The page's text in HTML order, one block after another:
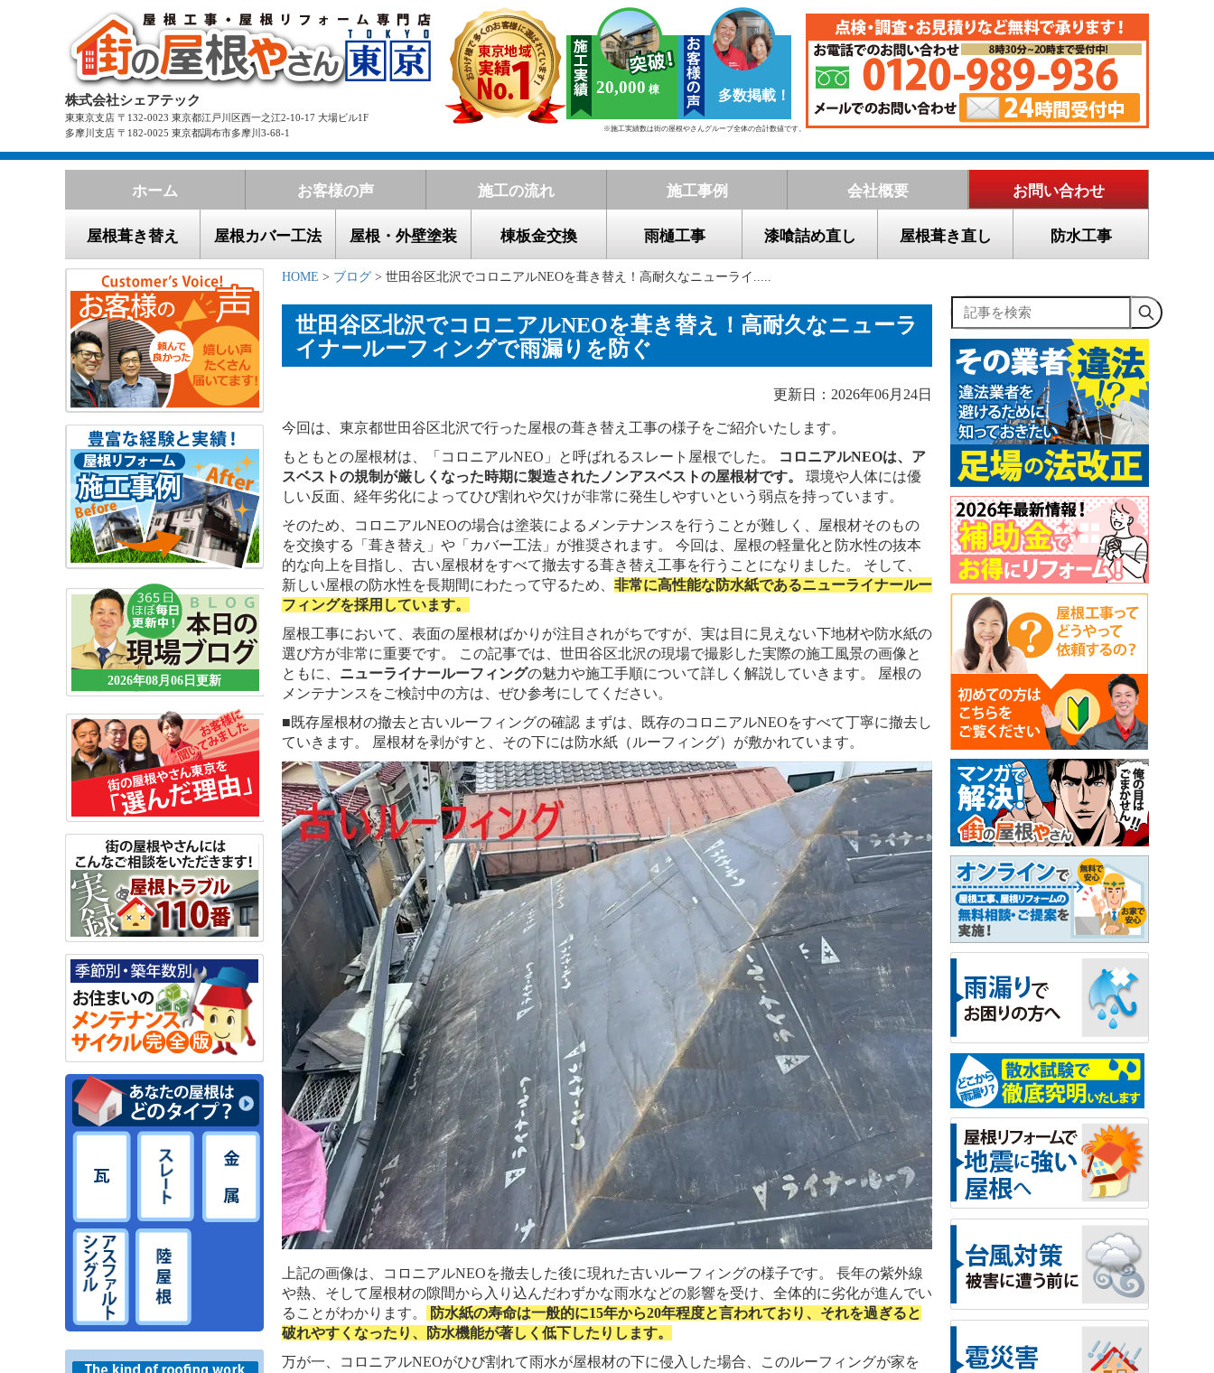
株式会社シェアテック
東東京支店 〒132-0023 東京都江戸川区西一之江2-10-17 大場ビル1F
多摩川支店 〒182-0025 東京都調布市多摩川3-68-1
20,000 多数掲載！
※施工実績数は街の屋根やさんグループ全体の合計数値です。
ホーム お客様の声 施工の流れ 施工事例 会社概要 お問い合わせ
屋根葺き替え 屋根カバー工法 屋根・外壁塗装 棟板金交換 雨樋工事 漆喰詰め直し 屋根葺き直し 防水工事
2026年08月06日更新
HOME > ブログ > 世田谷区北沢でコロニアルNEOを葺き替え！高耐久なニューライ.....
世田谷区北沢でコロニアルNEOを葺き替え！高耐久なニューラ
イナールーフィングで雨漏りを防ぐ
更新日：2026年06月24日
今回は、東京都世田谷区北沢で行った屋根の葺き替え工事の様子をご紹介いたします。
もともとの屋根材は、「コロニアルNEO」と呼ばれるスレート屋根でした。
コロニアルNEOは、ア
スベストの規制が厳しくなった時期に製造されたノンアスベストの屋根材です。
環境や人体には優
しい反面、経年劣化によってひび割れや欠けが非常に発生しやすいという弱点を持っています。
そのため、コロニアルNEOの場合は塗装によるメンテナンスを行うことが難しく、屋根材そのもの
を交換する「葺き替え」や「カバー工法」が推奨されます。 今回は、屋根の軽量化と防水性の抜本
的な向上を目指し、古い屋根材をすべて撤去する葺き替え工事を行うことになりました。 そして、
新しい屋根の防水性を長期間にわたって守るため、 非常に高性能な防水紙であるニューライナールー
フィングを採用しています。
屋根工事において、表面の屋根材ばかりが注目されがちですが、実は目に見えない下地材や防水紙の
選び方が非常に重要です。 この記事では、世田谷区北沢の現場で撮影した実際の施工風景の画像と
ともに、 ニューライナールーフィングの魅力や施工手順について詳しく解説していきます。 屋根の
メンテナンスをご検討中の方は、ぜひ参考にしてください。
■既存屋根材の撤去と古いルーフィングの確認 まずは、既存のコロニアルNEOをすべて丁寧に撤去し
ていきます。 屋根材を剥がすと、その下には防水紙（ルーフィング）が敷かれています。
上記の画像は、コロニアルNEOを撤去した後に現れた古いルーフィングの様子です。 長年の紫外線
や熱、そして屋根材の隙間から入り込んだわずかな雨水などの影響を受け、全体的に劣化が進んでい
ることがわかります。
防水紙の寿命は一般的に15年から20年程度と言われており、それを過ぎると
破れやすくなったり、防水機能が著しく低下したりします。
万が一、コロニアルNEOがひび割れて雨水が屋根材の下に侵入した場合、このルーフィングが家を
記事を検索